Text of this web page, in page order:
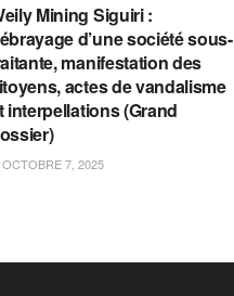
Mining Siguiri :
d’une société sous-
manifestation des
actes de vandalisme
interpellations (Grand
7, 2025